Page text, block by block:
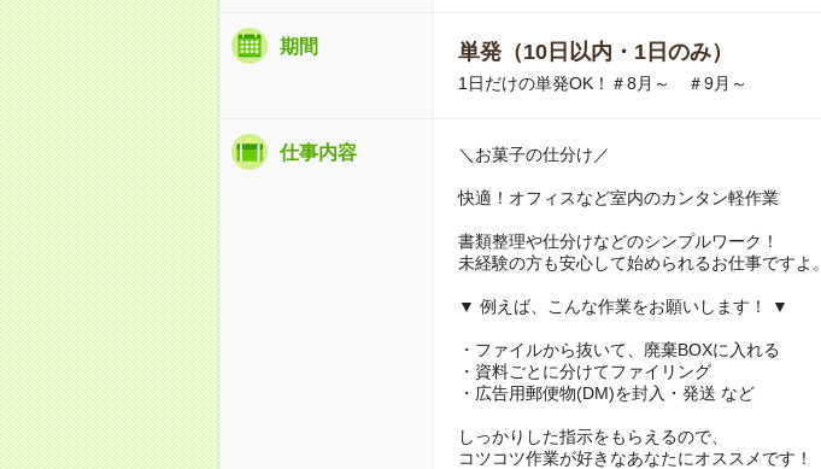
期間 単発（10日以内・1日のみ）
1日だけの単発OK！＃8月～ ＃9月～
仕事内容 ＼お菓子の仕分け／
快適！オフィスなど室内のカンタン軽作業
書類整理や仕分けなどのシンプルワーク！
未経験の方も安心して始められるお仕事ですよ。
▼ 例えば、こんな作業をお願いします！ ▼
・ファイルから抜いて、廃棄BOXに入れる
・資料ごとに分けてファイリング
・広告用郵便物(DM)を封入・発送 など
しっかりした指示をもらえるので、
コツコツ作業が好きなあなたにオススメです！